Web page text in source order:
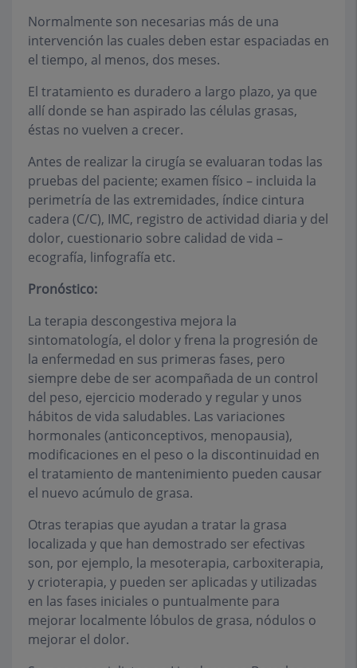
Normalmente son necesarias más de una
intervención las cuales deben estar espaciadas en
el tiempo, al menos, dos meses.
El tratamiento es duradero a largo plazo, ya que
allí donde se han aspirado las células grasas,
éstas no vuelven a crecer.
Antes de realizar la cirugía se evaluaran todas las
pruebas del paciente; examen físico – incluida la
perimetría de las extremidades, índice cintura
cadera (C/C), IMC, registro de actividad diaria y del
dolor, cuestionario sobre calidad de vida –
ecografía, linfografía etc.
Pronóstico:
La terapia descongestiva mejora la
sintomatología, el dolor y frena la progresión de
la enfermedad en sus primeras fases, pero
siempre debe de ser acompañada de un control
del peso, ejercicio moderado y regular y unos
hábitos de vida saludables. Las variaciones
hormonales (anticonceptivos, menopausia),
modificaciones en el peso o la discontinuidad en
el tratamiento de mantenimiento pueden causar
el nuevo acúmulo de grasa.
Otras terapias que ayudan a tratar la grasa
localizada y que han demostrado ser efectivas
son, por ejemplo, la mesoterapia, carboxiterapia,
y crioterapia, y pueden ser aplicadas y utilizadas
en las fases iniciales o puntualmente para
mejorar localmente lóbulos de grasa, nódulos o
mejorar el dolor.